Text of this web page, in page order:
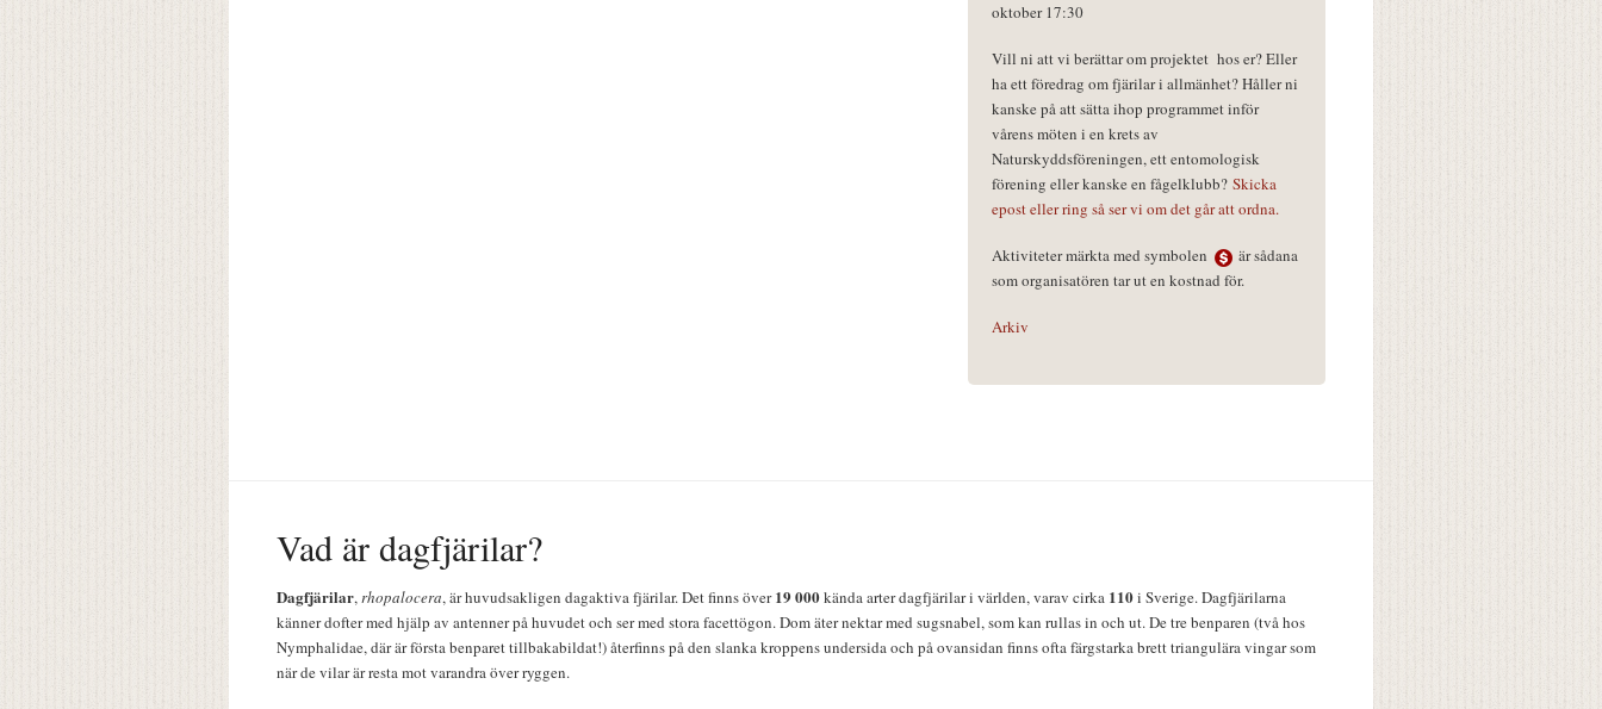
oktober 17:30
Vill ni att vi berättar om projektet hos er? Eller
ha ett föredrag om fjärilar i allmänhet? Håller ni
kanske på att sätta ihop programmet inför
vårens möten i en krets av
Naturskyddsföreningen, ett entomologisk
förening eller kanske en fågelklubb? Skicka
epost eller ring så ser vi om det går att ordna.
Aktiviteter märkta med symbolen
är sådana
som organisatören tar ut en kostnad för.
Arkiv
Vad är dagfjärilar?
Dagfjärilar,rhopalocera, är huvudsakligen dagaktiva fjärilar. Det finns över19 000kända arter dagfjärilar i världen, varav cirka 110i Sverige. Dagfjärilarna
känner dofter med hjälp av antenner på huvudet och ser med stora facettögon. Dom äter nektar med sugsnabel, som kan rullas in och ut. De tre benparen (två hos
Nymphalidae, där är första benparet tillbakabildat!) återfinns på den slanka kroppens undersida och på ovansidan finns ofta färgstarka brett triangulära vingar som
när de vilar är resta mot varandra över ryggen.